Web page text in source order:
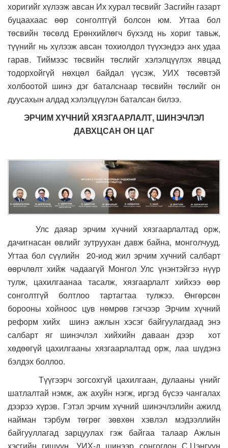
хоригийг хүлээж авсан Их хурал төсвийг Засгийн газарт
буцаахаас өөр сонголтгүй болсон юм. Угтаа бол
төсвийн төсөлд Ерөнхийлөгч бүхэлд нь хориг тавьж,
түүнийг нь хүлээж авсан тохиолдол түүхэндээ анх удаа
гарав. Тиймээс төсвийн төслийг хэлэлцүүлэх явцад
тодорхойгүй нөхцөл байдал үүсэж, УИХ төсөвтэй
холбоотой шинэ дэг баталснаар төсвийн төслийг он
дуусахын алдад хэлэлцүүлэн баталсан билээ.
ЭРЧИМ ХҮЧНИЙ ХЯЗГААРЛАЛТ, ШИНЭЧЛЭЛ
ДАВХЦСАН ОН ЦАГ
Улс даяар эрчим хүчний хязгаарлалтад орж,
дачигнасан өвлийг зутруухан давж байна, монголчууд.
Угтаа бол сүүлийн 20-иод жил эрчим хүчний салбарт
өөрчлөлт хийж чадаагүй Монгол Улс үнэнтэйгээ нүүр
тулж, цахилгаанаа тасалж, хязгаарлалт хийхээ өөр
сонголтгүй болтлоо тартагтаа тулжээ. Өнгөрсөн
борооны хойноос цув нөмрөв гэгчээр Эрчим хүчний
реформ хийх шинэ ажлын хэсэг байгуулагдаад энэ
салбарт яг шинэчлэл хийхийн даваан дээр хот
хөдөөгүй цахилгааны хязгаарлалтад орж, лаа шүдэнз
бэлдэх боллоо.
Түүгээрч зогсохгүй цахилгаан, дулааны үнийг
шатлалтай нэмж, аж ахуйн нэгж, иргэд бүсээ чангалах
дээрээ хүрэв. Гэтэл эрчим хүчний шинэчлэлийн ажилд
найман тэрбум төгрөг зөвхөн хэвлэл мэдээллийн
байгууллагад зарцуулах гэж байгаа талаар Ажлын
хэсгийн гишүүн, УИХ-д шинээр сонгогдон С.Цэнгүүн